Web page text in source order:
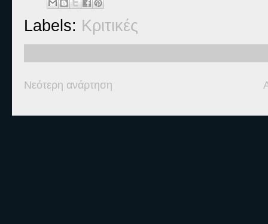
Labels: Κριτικές
Νεότερη ανάρτηση